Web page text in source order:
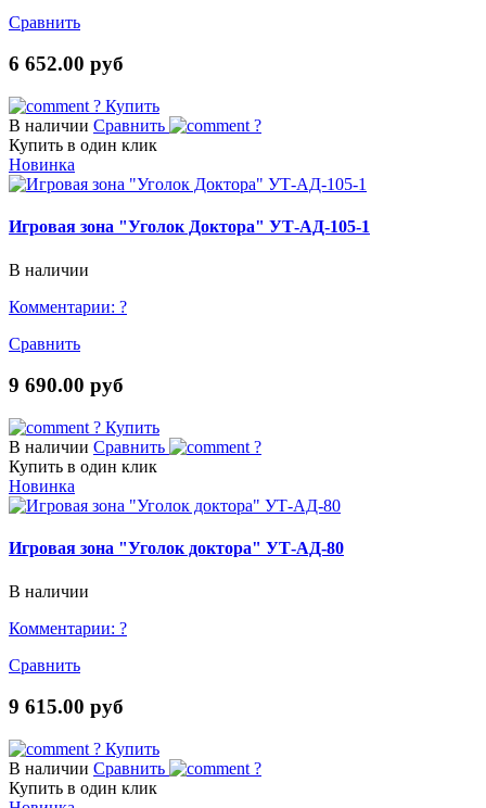
Сравнить
6 652.00 руб
? Купить
В наличии Сравнить
?
Купить в один клик
Новинка
Игровая зона "Уголок Доктора" УТ-АД-105-1
В наличии
Комментарии: ?
Сравнить
9 690.00 руб
? Купить
В наличии Сравнить
?
Купить в один клик
Новинка
Игровая зона "Уголок доктора" УТ-АД-80
В наличии
Комментарии: ?
Сравнить
9 615.00 руб
? Купить
В наличии Сравнить
?
Купить в один клик